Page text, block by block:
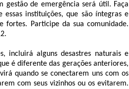
gestão de emergência será útil. Faça
instituições, que são íntegras e
fortes. Participe da sua comunidade.
incluirá alguns desastres naturais e
é diferente das gerações anteriores,
quando se conectarem uns com os
com seus vizinhos ou os evitarem.